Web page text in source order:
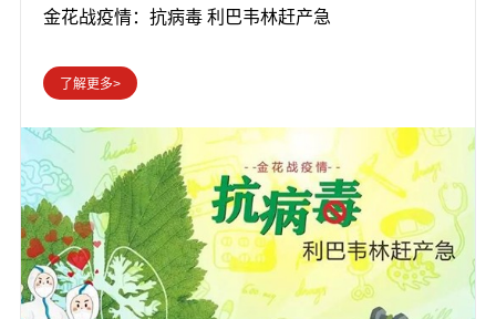
金花战疫情：抗病毒 利巴韦林赶产急